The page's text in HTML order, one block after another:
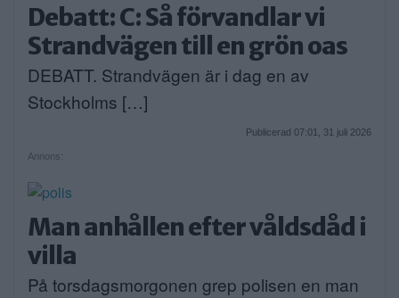
Debatt: C: Så förvandlar vi
Strandvägen till en grön oas
DEBATT. Strandvägen är i dag en av
Stockholms […]
Publicerad 07:01, 31 juli 2026
Annons:
Man anhållen efter våldsdåd i
villa
På torsdagsmorgonen grep polisen en man